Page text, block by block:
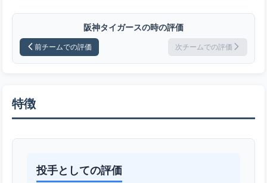
阪神タイガースの時の評価
前チームでの評価 次チームでの評価
特徴
投手としての評価